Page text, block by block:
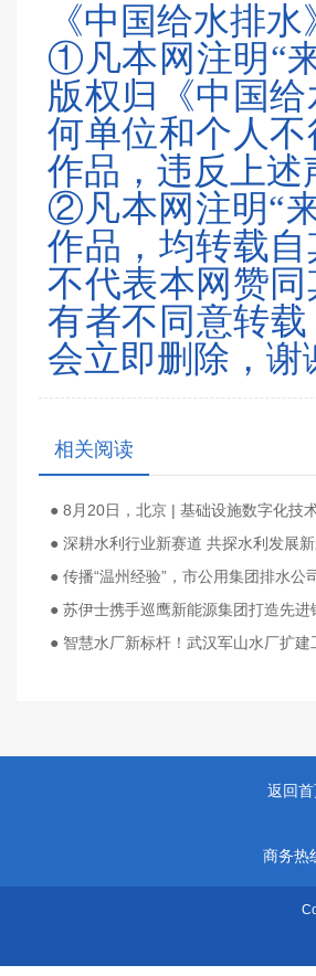
《中国给水排
①凡本网注明“
版权归《中国
何单位和个人
作品，违反上述
②凡本网注明“
作品，均转载
不代表本网赞
有者不同意转载
会立即删除，谢
相关阅读
● 深耕水利行业新赛道 共探水利发展
● 智慧水厂新标杆！武汉军山水厂扩建
返回
商务热